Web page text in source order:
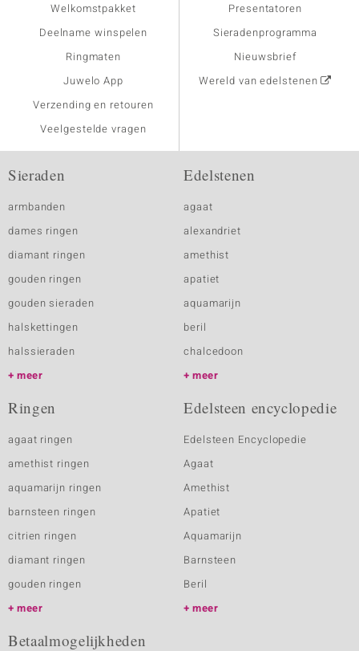
Welkomstpakket
Deelname winspelen
Ringmaten
Juwelo App
Verzending en retouren
Veelgestelde vragen
Presentatoren
Sieradenprogramma
Nieuwsbrief
Wereld van edelstenen
Sieraden
armbanden
dames ringen
diamant ringen
gouden ringen
gouden sieraden
halskettingen
halssieraden
meer
Edelstenen
agaat
alexandriet
amethist
apatiet
aquamarijn
beril
chalcedoon
meer
Ringen
agaat ringen
amethist ringen
aquamarijn ringen
barnsteen ringen
citrien ringen
diamant ringen
gouden ringen
meer
Edelsteen encyclopedie
Edelsteen Encyclopedie
Agaat
Amethist
Apatiet
Aquamarijn
Barnsteen
Beril
meer
Betaalmogelijkheden